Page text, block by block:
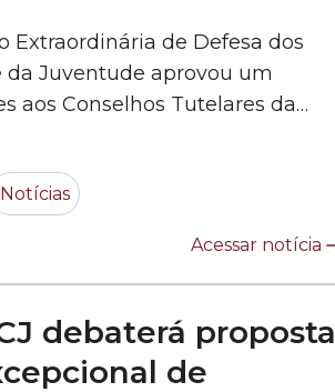
Extraordinária de Defesa dos
da Juventude aprovou um
aos Conselhos Tutelares da
por profissionais da educação.
Notícias
Acessar notícia
debaterá proposta
de